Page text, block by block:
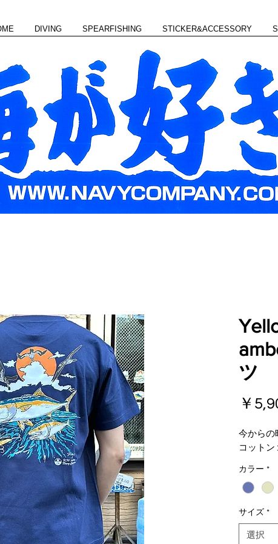
DIVING SPEARFISHING STICKER&ACCESSORY
ツ
￥
今からの
コットン
カラー *
サイズ *
選択